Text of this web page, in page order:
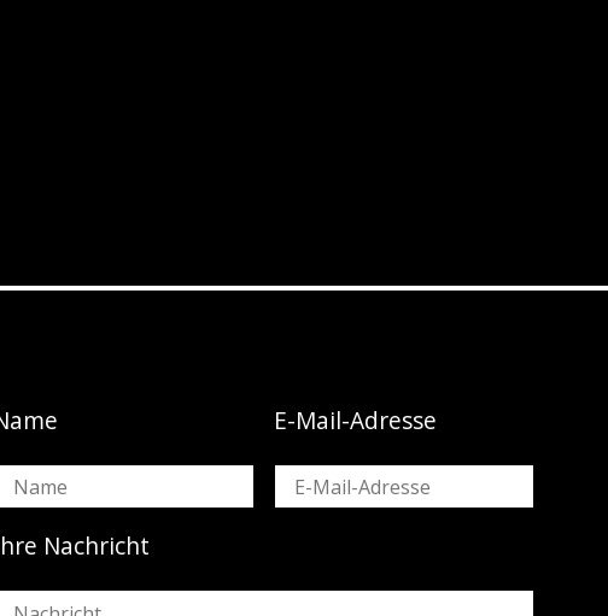
E-Mail-Adresse
Nachricht